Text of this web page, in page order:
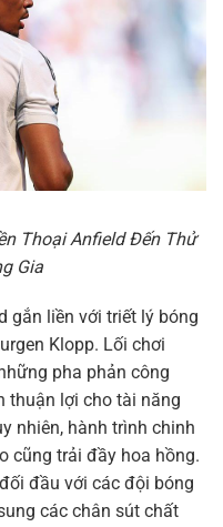
Thoại Anfield Đến Thử
Gia
gắn liền với triết lý bóng
Klopp. Lối chơi
pha phản công
thuận lợi cho tài năng
nhiên, hành trình chinh
cũng trải đầy hoa hồng.
đầu với các đội bóng
các chân sút chất